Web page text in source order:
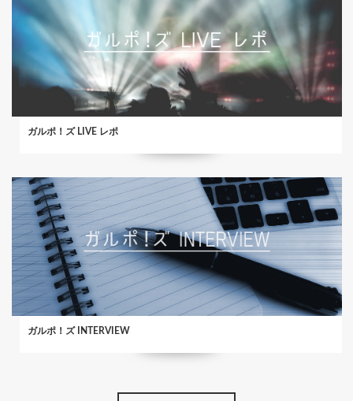
ガルポ！ズ LIVE レポ
ガルポ！ズ INTERVIEW